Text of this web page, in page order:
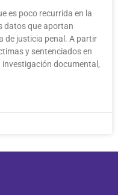
es poco recurrida en la
datos que aportan
de justicia penal. A partir
y sentenciados en
investigación documental,